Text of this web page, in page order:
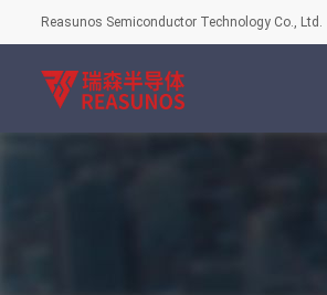
Reasunos Semiconductor Technology Co., Ltd.